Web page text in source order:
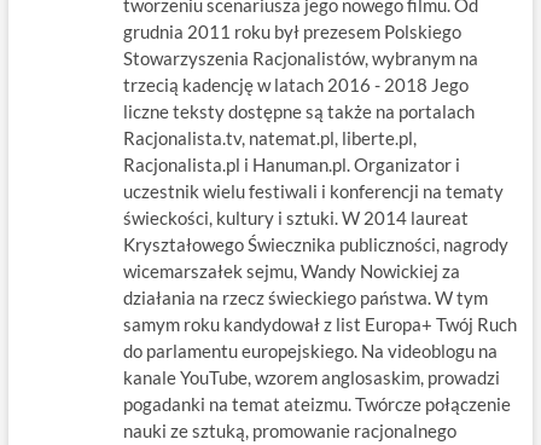
tworzeniu scenariusza jego nowego filmu. Od
grudnia 2011 roku był prezesem Polskiego
Stowarzyszenia Racjonalistów, wybranym na
trzecią kadencję w latach 2016 - 2018 Jego
liczne teksty dostępne są także na portalach
Racjonalista.tv, natemat.pl, liberte.pl,
Racjonalista.pl i Hanuman.pl. Organizator i
uczestnik wielu festiwali i konferencji na tematy
świeckości, kultury i sztuki. W 2014 laureat
Kryształowego Świecznika publiczności, nagrody
wicemarszałek sejmu, Wandy Nowickiej za
działania na rzecz świeckiego państwa. W tym
samym roku kandydował z list Europa+ Twój Ruch
do parlamentu europejskiego. Na videoblogu na
kanale YouTube, wzorem anglosaskim, prowadzi
pogadanki na temat ateizmu. Twórcze połączenie
nauki ze sztuką, promowanie racjonalnego